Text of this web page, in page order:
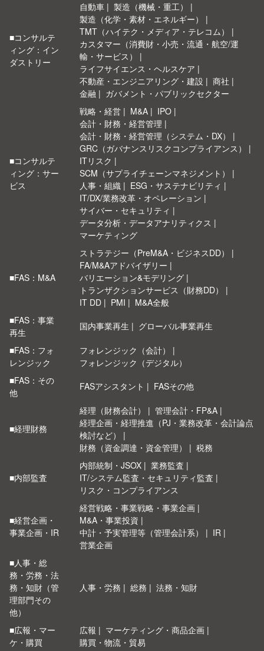
■コンサルテ
ィング：イン
ダストリー
自動車
製造（機械・重工）
製造（化学・素材・エネルギー）
TMT（ハイテク・メディア・テレコム）
カスタマー（消費財・小売・流通・航空/運
輸・サービス）
ライフサイエンス・ヘルスケア
不動産・エンジニアリング・建設
商社
金融
ガバメント・パブリックセクター
■コンサルテ
ィング：サー
ビス
戦略・経営 M&A
IPO
会計・財務・経営管理
会計・財務・経営管理（システム・DX）
GRC（ガバナンスリスクコンプライアンス）
ITリスク
SCM（サプライチェーンマネジメント）
人事・組織
ESG・サステナビリティ
IT/DX/業務改革・オペレーション
サイバー・セキュリティ
データ分析・データアナリティクス
マーケティング
■FAS：M&A
ストラテジー（PreM&A・ビジネスDD）
FA/M&Aアドバイザリー
バリエーション&モデリング
トランザクションサービス（財務DD）
IT DD
PMI
M&A全般
■FAS：事業
再生
国内事業再生 グローバル事業再生
■FAS：フォ
レンジック
フォレンジック（会計）
フォレンジック（デジタル）
■FAS：その
他
FASアシスタント FASその他
■経理財務
経理（財務会計）
管理会計・FP&A
経理企画・経理推進（PJ・業務改革・会計論点
検討など）
財務（資金調達・資金管理）
税務
■内部監査
内部統制・JSOX
業務監査
IT/システム監査・セキュリティ監査
リスク・コンプライアンス
■経営企画・
事業企画・IR
経営戦略・事業戦略・事業企画
M&A・事業投資
中計・予実管理等（管理会計系）
IR
営業企画
■人事・総
務・労務・法
務・知財（管
理部門その
他）
人事・労務 総務 法務・知財
■広報・マー
ケ・購買
広報
マーケティング・商品企画
購買・物流・貿易